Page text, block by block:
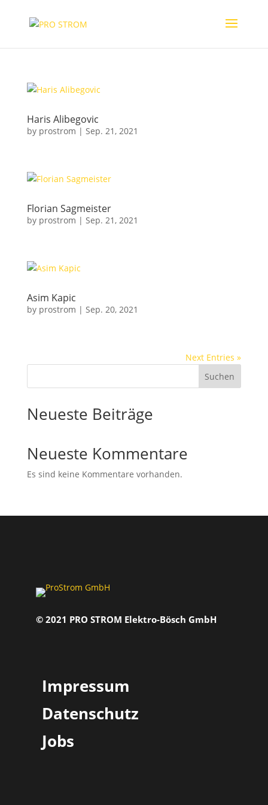
Haris Alibegovic
by prostrom | Sep. 21, 2021
Florian Sagmeister
by prostrom | Sep. 21, 2021
Asim Kapic
by prostrom | Sep. 20, 2021
Next Entries »
Suchen
Neueste Beiträge
Neueste Kommentare
Es sind keine Kommentare vorhanden.
© 2021 PRO STROM Elektro-Bösch GmbH
Impressum
Datenschutz
Jobs